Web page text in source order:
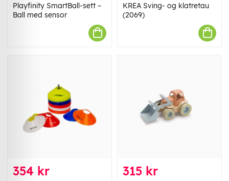
Playfinity SmartBall-sett –
Ball med sensor
KREA Sving- og klatretau
(2069)
354 kr 315 kr